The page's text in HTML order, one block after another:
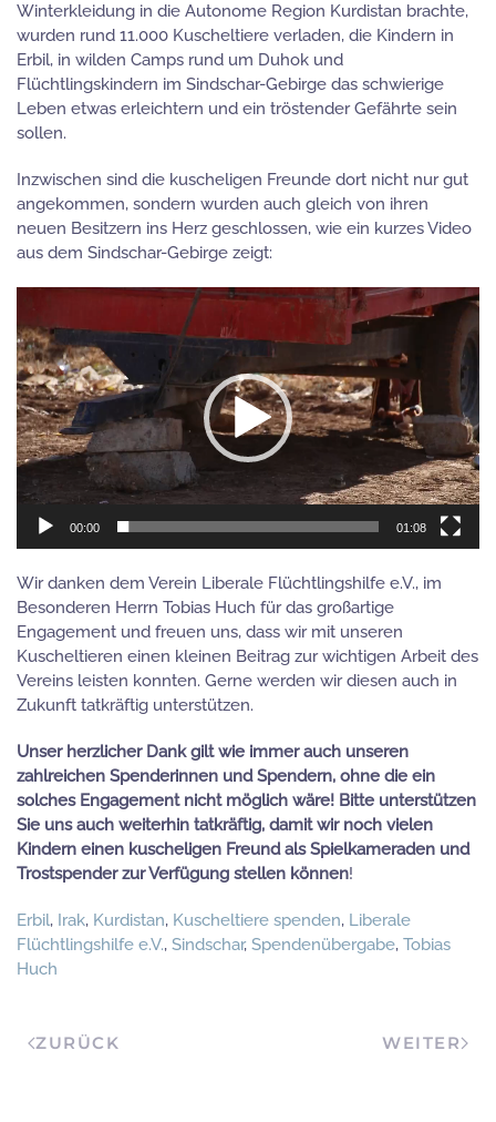
Winterkleidung in die Autonome Region Kurdistan brachte,
wurden rund 11.000 Kuscheltiere verladen, die Kindern in
Erbil, in wilden Camps rund um Duhok und
Flüchtlingskindern im Sindschar-Gebirge das schwierige
Leben etwas erleichtern und ein tröstender Gefährte sein
sollen.
Inzwischen sind die kuscheligen Freunde dort nicht nur gut
angekommen, sondern wurden auch gleich von ihren
neuen Besitzern ins Herz geschlossen, wie ein kurzes Video
aus dem Sindschar-Gebirge zeigt:
Player
00:00 01:08
Wir danken dem Verein Liberale Flüchtlingshilfe e.V., im
Besonderen Herrn Tobias Huch für das großartige
Engagement und freuen uns, dass wir mit unseren
Kuscheltieren einen kleinen Beitrag zur wichtigen Arbeit des
Vereins leisten konnten. Gerne werden wir diesen auch in
Zukunft tatkräftig unterstützen.
Unser herzlicher Dank gilt wie immer auch unseren
zahlreichen Spenderinnen und Spendern, ohne die ein
solches Engagement nicht möglich wäre! Bitte unterstützen
Sie uns auch weiterhin tatkräftig, damit wir noch vielen
Kindern einen kuscheligen Freund als Spielkameraden und
Trostspender zur Verfügung stellen können!
Erbil, Irak, Kurdistan, Kuscheltiere spenden, Liberale
Flüchtlingshilfe e.V., Sindschar, Spendenübergabe, Tobias
Huch
ZURÜCK WEITER